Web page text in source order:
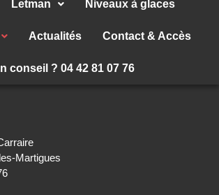
Letman Niveaux à glaces
Actualités Contact & Accès
conseil ? 04 42 81 07 76
Martigues